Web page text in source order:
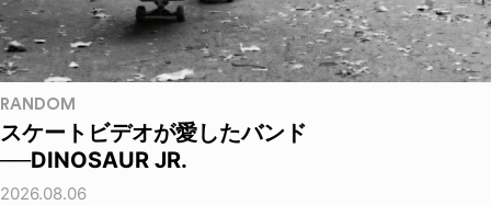
RANDOM
スケートビデオが愛したバンド
──DINOSAUR JR.
2026.08.06